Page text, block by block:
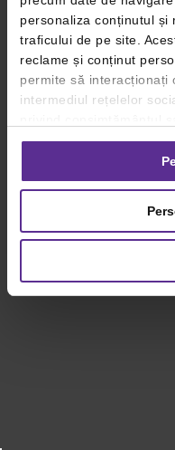
personaliza conținutul și
traficului de pe site.
reclame și conținut
permite să interacționați
intermediul rețelelor
consimțământul
setările dvs. de cookie-
privind utilizarea